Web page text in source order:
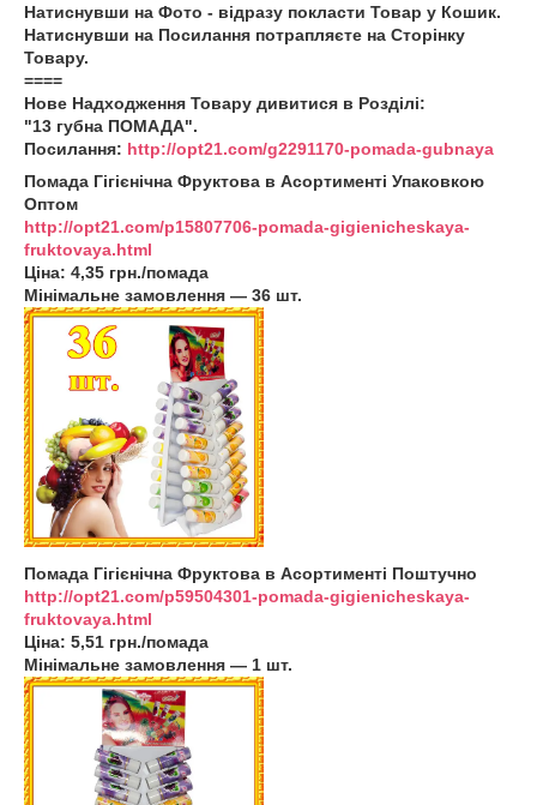
Натиснувши на Фото - відразу покласти Товар у Кошик.
Натиснувши на Посилання потрапляєте на Сторінку
Товару.
====
Нове Надходження Товару дивитися в Розділі:
"13 губна ПОМАДА".
Посилання: http://opt21.com/g2291170-pomada-gubnaya
Помада Гігієнічна Фруктова в Асортименті Упаковкою
Оптом
http://opt21.com/p15807706-pomada-gigienicheskaya-
fruktovaya.html
Ціна: 4,35 грн./помада
Мінімальне замовлення — 36 шт.
Помада Гігієнічна Фруктова в Асортименті Поштучно
http://opt21.com/p59504301-pomada-gigienicheskaya-
fruktovaya.html
Ціна: 5,51 грн./помада
Мінімальне замовлення — 1 шт.